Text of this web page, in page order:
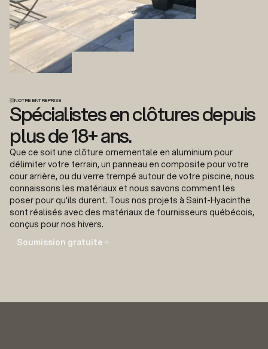
NOTRE ENTREPRISE
Spécialistes en clôtures depuis
plus de 18+ ans.
Que ce soit une clôture ornementale en aluminium pour
délimiter votre terrain, un panneau en composite pour votre
cour arrière, ou du verre trempé autour de votre piscine, nous
connaissons les matériaux et nous savons comment les
poser pour qu'ils durent. Tous nos projets à Saint-Hyacinthe
sont réalisés avec des matériaux de fournisseurs québécois,
conçus pour nos hivers.
Soumission gratuite